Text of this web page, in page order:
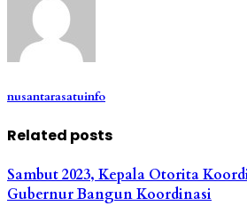
nusantarasatuinfo
Related posts
Sambut 2023, Kepala Otorita
Gubernur Bangun Koordinasi